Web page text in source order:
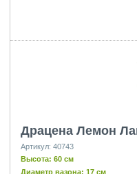
Драцена Лемон
Артикул: 40743
Высота: 60 см
Диаметр вазона: 17 см